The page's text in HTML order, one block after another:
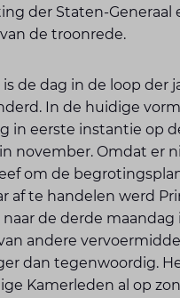
der Staten-Generaal
de troonrede.
de dag in de loop der
In de huidige vorm
in eerste instantie op
november. Omdat er
om de
af te handelen werd
de derde
andere
dan tegenwoordig.
Kamerleden al op